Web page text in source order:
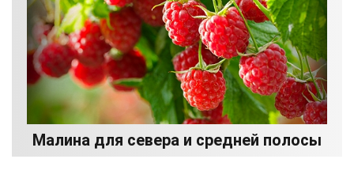
Малина для севера и средней полосы